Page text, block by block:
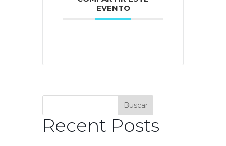
EVENTO
Buscar
Recent Posts